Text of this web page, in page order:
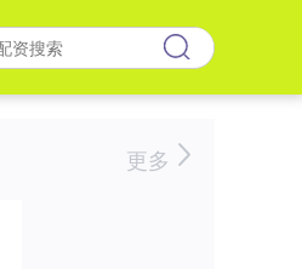
更多